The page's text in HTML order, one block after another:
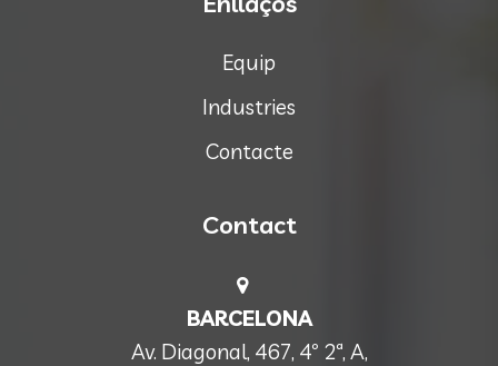
Equip
Industries
Contacte
Contact
BARCELONA
Av. Diagonal, 467, 4º 2ª, A,